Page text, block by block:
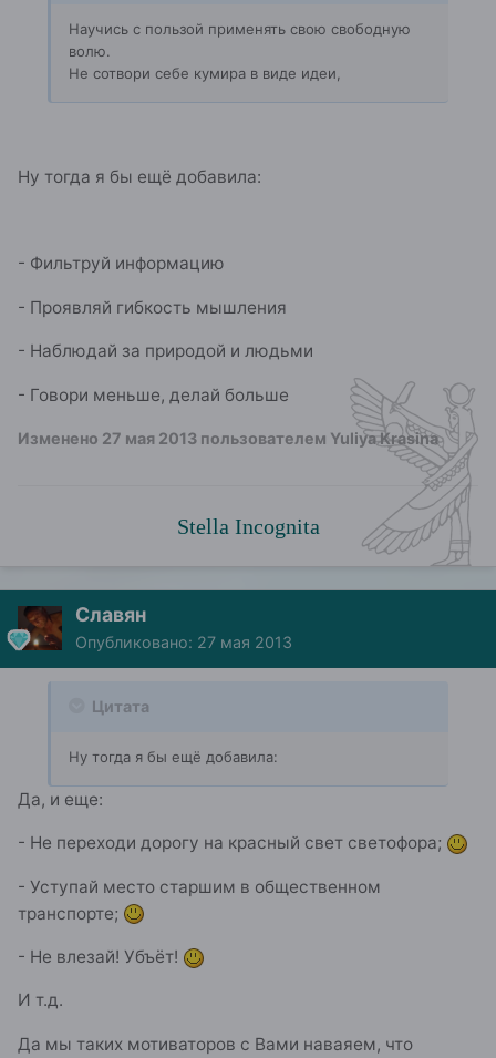
Научись с пользой применять свою свободную
волю.
Не сотвори себе кумира в виде идеи,
Ну тогда я бы ещё добавила:
- Фильтруй информацию
- Проявляй гибкость мышления
- Наблюдай за природой и людьми
- Говори меньше, делай больше
Изменено 27 мая 2013 пользователем Yuliya Krasina
Stella Incognita
Славян
Опубликовано: 27 мая 2013
Цитата
Ну тогда я бы ещё добавила:
Да, и еще:
- Не переходи дорогу на красный свет светофора;
- Уступай место старшим в общественном
транспорте;
- Не влезай! Убъёт!
И т.д.
Да мы таких мотиваторов с Вами наваяем, что